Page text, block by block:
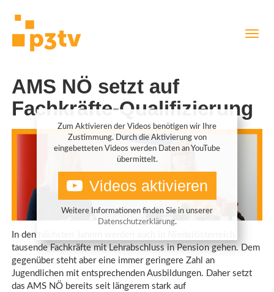
AMS NÖ setzt auf
Fachkräfte-Qualifizierung
Zum Aktivieren der Videos benötigen wir Ihre
Zustimmung. Durch die Aktivierung von
eingebetteten Videos werden Daten an YouTube
übermittelt.
Videos aktivieren
Weitere Informationen finden Sie in unserer
Datenschutzerklärung.
In den nächsten Jahren werden auch in Niederösterreich
tausende Fachkräfte mit Lehrabschluss in Pension gehen. Dem
gegenüber steht aber eine immer geringere Zahl an
Jugendlichen mit entsprechenden Ausbildungen. Daher setzt
das AMS NÖ bereits seit längerem stark auf